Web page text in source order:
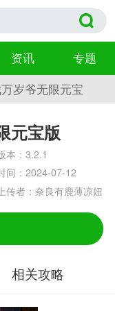
资讯
专题
岁爷无限元宝
元宝版
本：3.2.1
间：2024-07-12
上传者：奈良有鹿薄凉妞
相关攻略